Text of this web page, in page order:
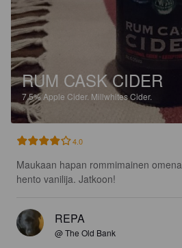
RUM CASK CIDER
7.5%Apple Cider. Millwhites Cider.
4.0
Maukaan hapan rommimainen
hento vanilija. Jatkoon!
REPA
@ The Old Bank